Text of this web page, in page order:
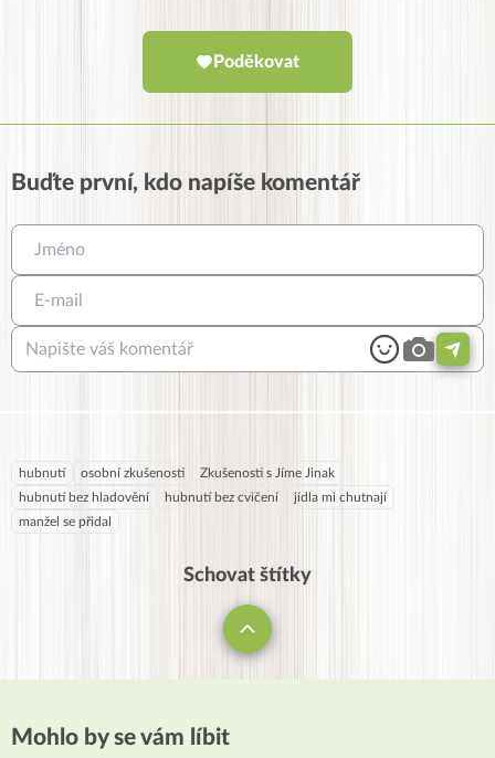
Poděkovat
Buďte první, kdo napíše komentář
hubnutí osobní zkušenosti
Zkušenosti s Jíme Jinak
hubnutí bez hladovění
hubnutí bez cvičení
jídla mi chutnají
manžel se přidal
Schovat štítky
Mohlo by se vám líbit